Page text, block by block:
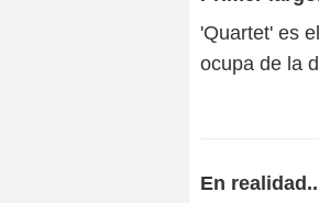
'Quartet' es
ocupa de la
En